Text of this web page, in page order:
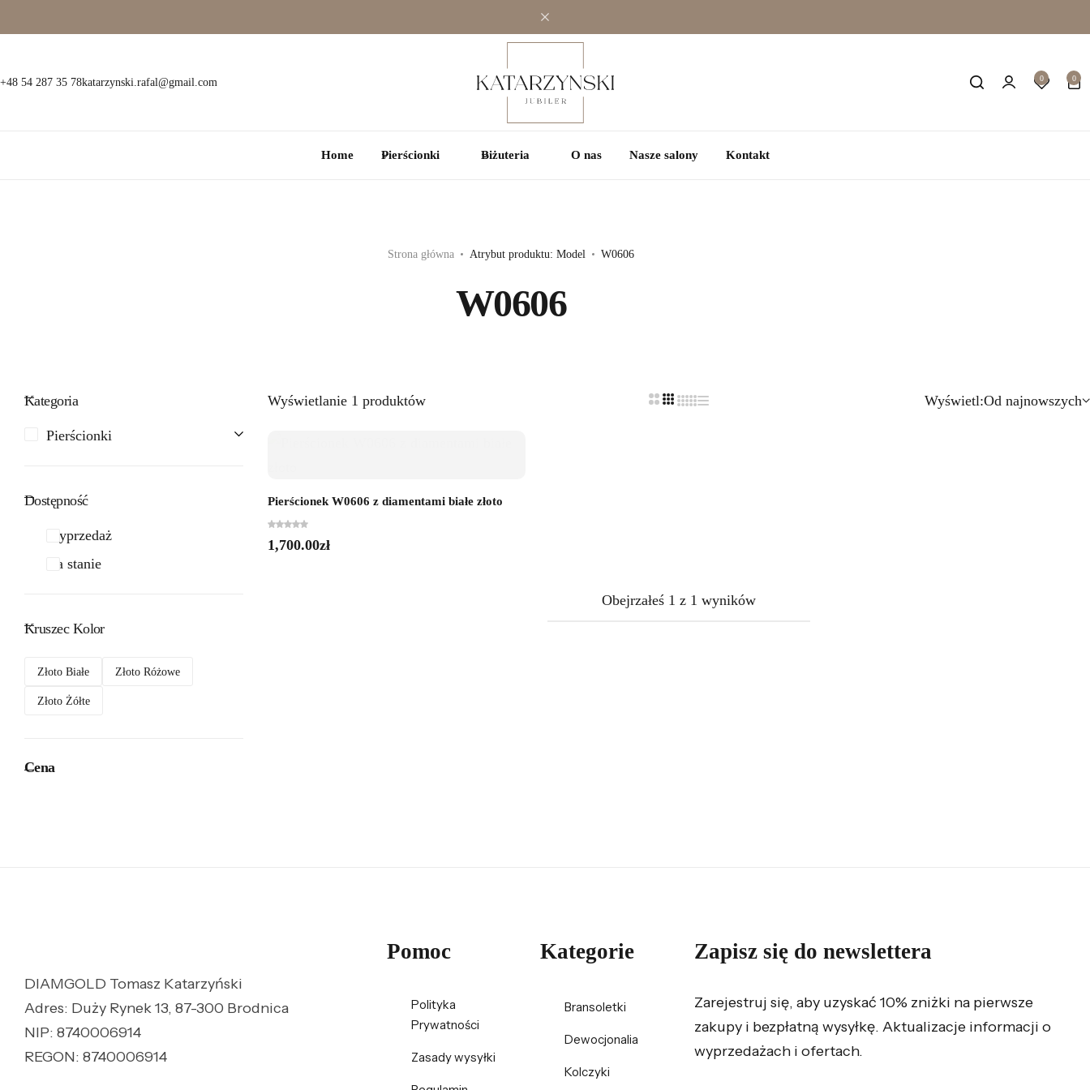
+48 54 287 35 78katarzynski.rafal@gmail.com 0 0
Home Pierścionki Biżuteria O nas Nasze salony Kontakt
Strona główna Atrybut produktu: Model W0606
W0606
Wyświetlanie 1 produktów Wyświetl:Od najnowszych
Pierścionek W0606 z diamentami białe złoto
1,700.00zł
Obejrzałeś 1 z 1 wyników
Kategoria
Pierścionki
Dostępność
Wyprzedaż
Na stanie
Kruszec Kolor
Złoto Białe Złoto Różowe
Złoto Żółte
Cena
DIAMGOLD Tomasz Katarzyński
Adres: Duży Rynek 13, 87-300 Brodnica
NIP: 8740006914
REGON: 8740006914
Pomoc
Polityka
Prywatności
Zasady wysyłki
Kategorie
Bransoletki
Dewocjonalia
Kolczyki
Zapisz się do newslettera
Zarejestruj się, aby uzyskać 10% zniżki na pierwsze
zakupy i bezpłatną wysyłkę. Aktualizacje informacji o
wyprzedażach i ofertach.